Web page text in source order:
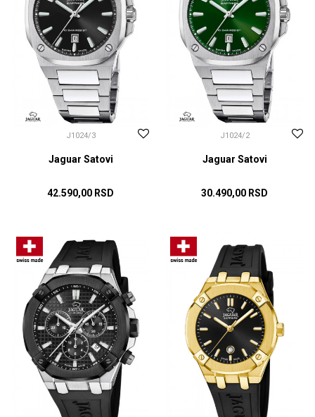
J1024/3
Jaguar Satovi
42.590,00 RSD
DODAJ U KORPU
J1024/2
Jaguar Satovi
30.490,00 RSD